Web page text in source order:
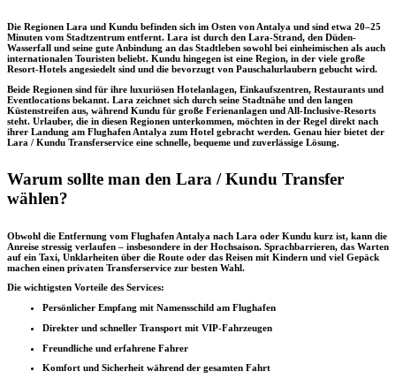
Die Regionen Lara und Kundu befinden sich im Osten von Antalya und sind etwa 20–25
Minuten vom Stadtzentrum entfernt. Lara ist durch den Lara-Strand, den Düden-
Wasserfall und seine gute Anbindung an das Stadtleben sowohl bei einheimischen als auch
internationalen Touristen beliebt. Kundu hingegen ist eine Region, in der viele große
Resort-Hotels angesiedelt sind und die bevorzugt von Pauschalurlaubern gebucht wird.
Beide Regionen sind für ihre luxuriösen Hotelanlagen, Einkaufszentren, Restaurants und
Eventlocations bekannt. Lara zeichnet sich durch seine Stadtnähe und den langen
Küstenstreifen aus, während Kundu für große Ferienanlagen und All-Inclusive-Resorts
steht. Urlauber, die in diesen Regionen unterkommen, möchten in der Regel direkt nach
ihrer Landung am Flughafen Antalya zum Hotel gebracht werden. Genau hier bietet der
Lara / Kundu Transferservice eine schnelle, bequeme und zuverlässige Lösung.
Warum sollte man den Lara / Kundu Transfer
wählen?
Obwohl die Entfernung vom Flughafen Antalya nach Lara oder Kundu kurz ist, kann die
Anreise stressig verlaufen – insbesondere in der Hochsaison. Sprachbarrieren, das Warten
auf ein Taxi, Unklarheiten über die Route oder das Reisen mit Kindern und viel Gepäck
machen einen privaten Transferservice zur besten Wahl.
Die wichtigsten Vorteile des Services:
Persönlicher Empfang mit Namensschild am Flughafen
Direkter und schneller Transport mit VIP-Fahrzeugen
Freundliche und erfahrene Fahrer
Komfort und Sicherheit während der gesamten Fahrt